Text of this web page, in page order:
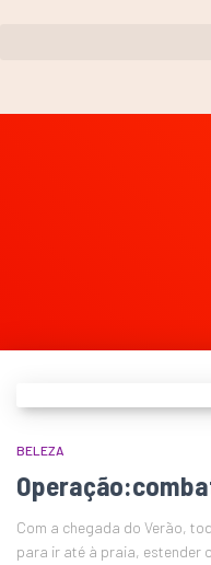
BELEZA
Com a chegada do Verão,
para ir até à praia, estender